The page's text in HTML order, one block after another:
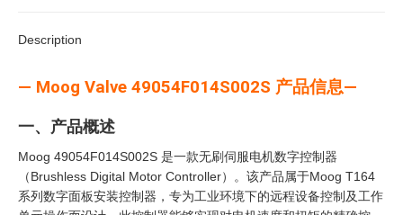
Description
— Moog Valve 49054F014S002S 产品信息—
一、产品概述
Moog 49054F014S002S 是一款无刷伺服电机数字控制器
（Brushless Digital Motor Controller）。该产品属于Moog T164
系列数字面板安装控制器，专为工业环境下的远程设备控制及工作